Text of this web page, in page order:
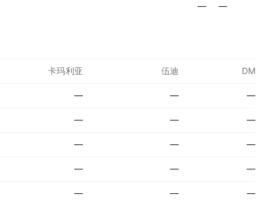
— —
卡玛利亚 伍迪 DM
— — —
— — —
— — —
— — —
— — —